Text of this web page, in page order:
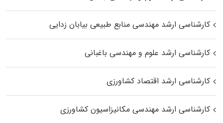
کارشناسی ارشد مهندسی منابع طبیعی بیابان زدایی
کارشناسی ارشد علوم و مهندسی باغبانی
کارشناسی ارشد اقتصاد کشاورزی
کارشناسی ارشد مهندسی مکانیزاسیون کشاورزی